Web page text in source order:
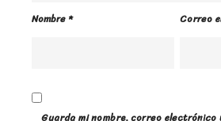
Nombre* Correo